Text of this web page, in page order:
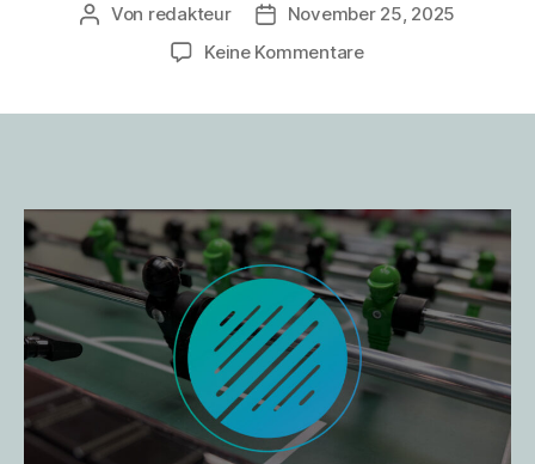
Beitragsautor
Von redakteur Veröffentlichungsdatum
November 25, 2025
Keine Kommentarezu
Erfolg